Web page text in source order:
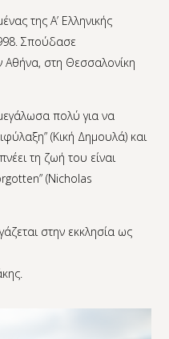
της Α’ Ελληνικής
Σπούδασε
Αθήνα, στη Θεσσαλονίκη
πολύ για να
(Κική Δημουλά) και
τη ζωή του είναι
(Nicholas
στην εκκλησία ως